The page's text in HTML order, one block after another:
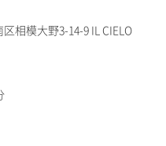
相模大野3-14-9 IL CIELO